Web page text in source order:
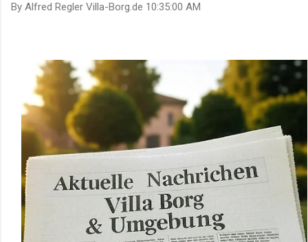
By Alfred Regler Villa-Borg.de 10:35:00 AM